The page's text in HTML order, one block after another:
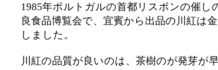
1985年ポルトガルの首都リスボンの催し
良食品博覧会で、宜賓から出品の川紅は
しました。
川紅の品質が良いのは、茶樹のが発芽が